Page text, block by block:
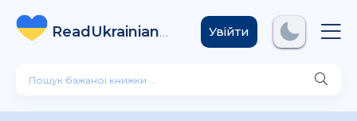
ReadUkrainian
Books .com
Увійти